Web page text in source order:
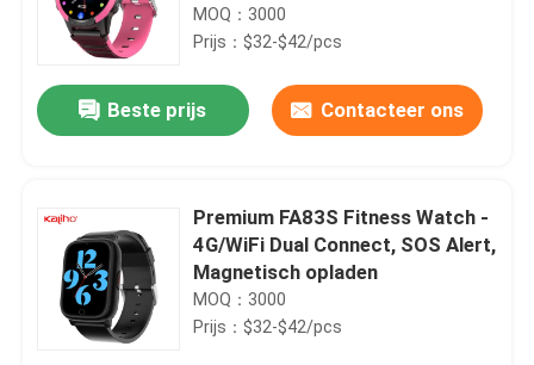
Netwerk IP68 waterdicht
MOQ：3000
Prijs：$32-$42/pcs
Beste prijs Contacteer ons
Premium FA83S Fitness Watch -
4G/WiFi Dual Connect, SOS Alert,
Magnetisch opladen
MOQ：3000
Prijs：$32-$42/pcs